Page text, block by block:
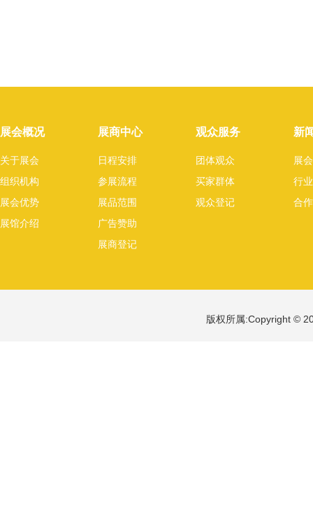
展会概况
关于展会
组织机构
展会优势
展馆介绍
展商中心
日程安排
参展流程
展品范围
广告赞助
展商登记
观众服务
团体观众
买家群体
观众登记
新
展
行
合
版权所属:Copyright ©